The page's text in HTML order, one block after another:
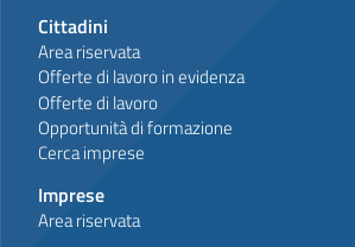
Cittadini
Area riservata
Offerte di lavoro in evidenza
Offerte di lavoro
Opportunità di formazione
Cerca imprese
Imprese
Area riservata